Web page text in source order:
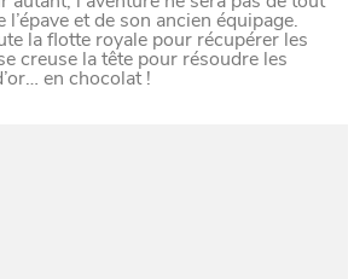
et de son ancien équipage.
la flotte royale pour récupérer les
creuse la tête pour résoudre les
en chocolat !